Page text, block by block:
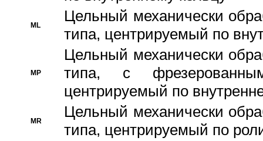
ML
Цельный механически
типа, центрируемый по
MP
Цельный механически
типа, с
центрируемый по
MR
Цельный механически
типа, центрируемый по